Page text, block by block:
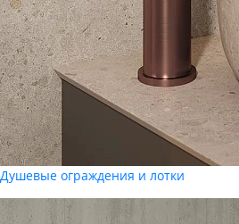
Душевые ограждения и лотки